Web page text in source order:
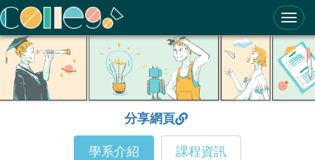
ColleGo! 大學選才與高中育才輔助系統
分享網頁
學系介紹 課程資訊